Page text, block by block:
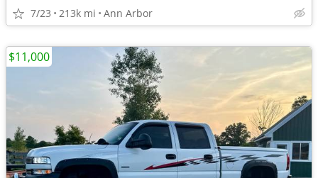
7/23 213k mi Ann Arbor
$11,000